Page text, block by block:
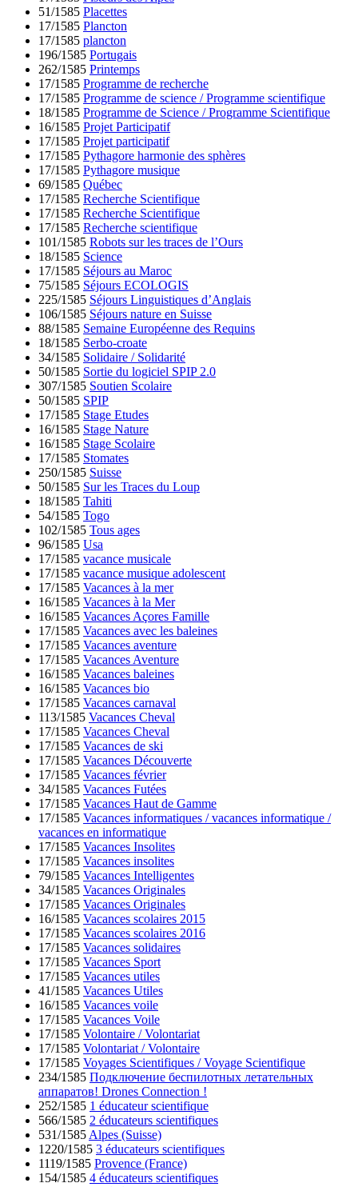
51/1585 Placettes
17/1585 Plancton
17/1585 plancton
196/1585 Portugais
262/1585 Printemps
17/1585 Programme de recherche
17/1585 Programme de science / Programme scientifique
18/1585 Programme de Science / Programme Scientifique
16/1585 Projet Participatif
17/1585 Projet participatif
17/1585 Pythagore harmonie des sphères
17/1585 Pythagore musique
69/1585 Québec
17/1585 Recherche Scientifique
17/1585 Recherche Scientifique
17/1585 Recherche scientifique
101/1585 Robots sur les traces de l’Ours
18/1585 Science
17/1585 Séjours au Maroc
75/1585 Séjours ECOLOGIS
225/1585 Séjours Linguistiques d’Anglais
106/1585 Séjours nature en Suisse
88/1585 Semaine Européenne des Requins
18/1585 Serbo-croate
34/1585 Solidaire / Solidarité
50/1585 Sortie du logiciel SPIP 2.0
307/1585 Soutien Scolaire
50/1585 SPIP
17/1585 Stage Etudes
16/1585 Stage Nature
16/1585 Stage Scolaire
17/1585 Stomates
250/1585 Suisse
50/1585 Sur les Traces du Loup
18/1585 Tahiti
54/1585 Togo
102/1585 Tous ages
96/1585 Usa
17/1585 vacance musicale
17/1585 vacance musique adolescent
17/1585 Vacances à la mer
16/1585 Vacances à la Mer
16/1585 Vacances Açores Famille
17/1585 Vacances avec les baleines
17/1585 Vacances aventure
17/1585 Vacances Aventure
16/1585 Vacances baleines
16/1585 Vacances bio
17/1585 Vacances carnaval
113/1585 Vacances Cheval
17/1585 Vacances Cheval
17/1585 Vacances de ski
17/1585 Vacances Découverte
17/1585 Vacances février
34/1585 Vacances Futées
17/1585 Vacances Haut de Gamme
17/1585 Vacances informatiques / vacances informatique /
vacances en informatique
17/1585 Vacances Insolites
17/1585 Vacances insolites
79/1585 Vacances Intelligentes
34/1585 Vacances Originales
17/1585 Vacances Originales
16/1585 Vacances scolaires 2015
17/1585 Vacances scolaires 2016
17/1585 Vacances solidaires
17/1585 Vacances Sport
17/1585 Vacances utiles
41/1585 Vacances Utiles
16/1585 Vacances voile
17/1585 Vacances Voile
17/1585 Volontaire / Volontariat
17/1585 Volontariat / Volontaire
17/1585 Voyages Scientifiques / Voyage Scientifique
234/1585 Подключение беспилотных летательных
аппаратов! Drones Connection !
252/1585 1 éducateur scientifique
566/1585 2 éducateurs scientifiques
531/1585 Alpes (Suisse)
1220/1585 3 éducateurs scientifiques
1119/1585 Provence (France)
154/1585 4 éducateurs scientifiques